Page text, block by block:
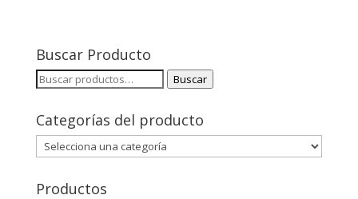
Buscar Producto
Buscar
Buscar
Categorías del producto
Productos